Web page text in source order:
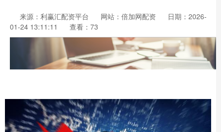
来源：利赢汇配资平台 网站：倍加网配资
日期：2026-
01-24 13:11:11
查看：73